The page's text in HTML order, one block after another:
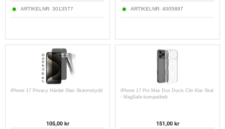
ARTIKELNR: 3013577 ARTIKELNR: 4005897
iPhone 17 Privacy Härdat Glas Skärmskydd
105,00 kr
iPhone 17 Pro Max Dux Ducis Clin Klar Skal
- MagSafe-kompatibelt
151,00 kr